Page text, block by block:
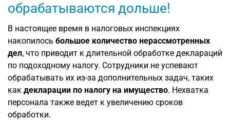
обрабатываются дольше!
В настоящее время в налоговых инспекциях
накопилось большое количество нерассмотренных
дел, что приводит к длительной обработке деклараций
по подоходному налогу. Сотрудники не успевают
обрабатывать их из-за дополнительных задач, таких
как декларации по налогу на имущество. Нехватка
персонала также ведет к увеличению сроков
обработки.